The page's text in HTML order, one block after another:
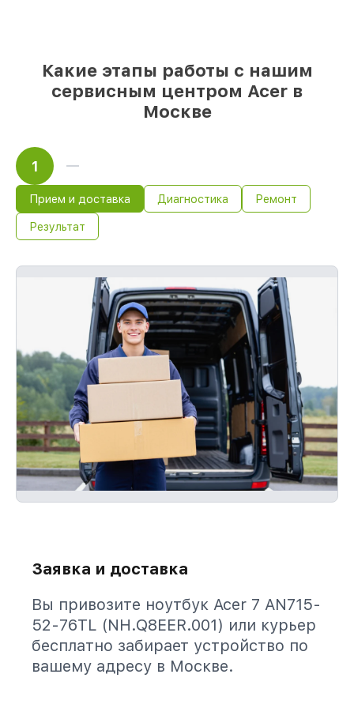
мастер приступает к восстановлению
сразу
Какие этапы работы с нашим
сервисным центром Acer в
Москве
1
Прием и доставка Диагностика Ремонт
Результат
Заявка и доставка
Вы привозите ноутбук Acer 7 AN715-
52-76TL (NH.Q8EER.001) или курьер
бесплатно забирает устройство по
вашему адресу в Москве.